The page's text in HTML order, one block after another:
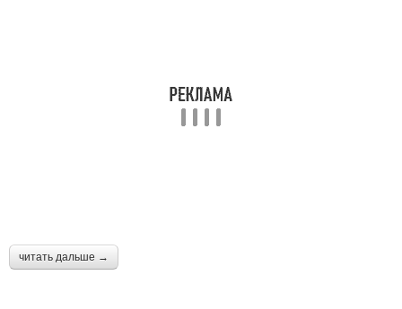
читать дальше →